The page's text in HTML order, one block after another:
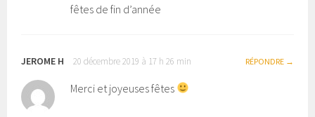
fêtes de fin d’année
JEROME H 20 décembre 2019 à 17 h 26 min RÉPONDRE
Merci et joyeuses fêtes